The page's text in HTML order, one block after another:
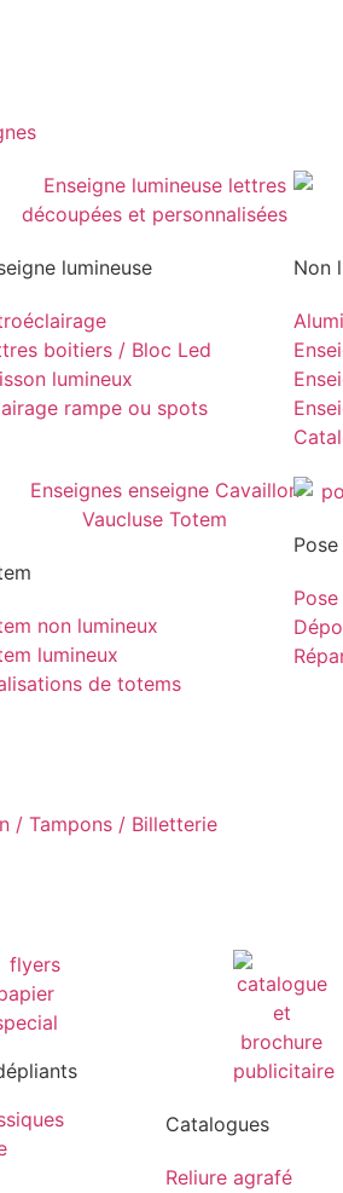
lumineuse
boitiers / Bloc Led
lumineux
rampe ou spots
Non
non lumineux
lumineux
de totems
Pose
/ Tampons / Billetterie
Catalogues
Reliure agrafé